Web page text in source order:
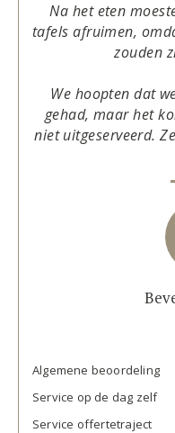
Na het eten
tafels afruimen,
zouden
We hoopten dat
gehad, maar het
niet uitgeserveerd.
Algemene beoordeling
Service op de dag zelf
Service offertetraject